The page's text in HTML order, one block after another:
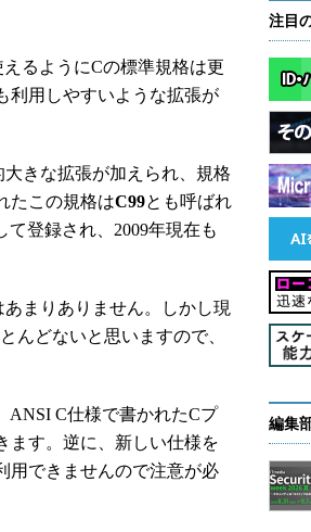
るようにCの標準規格は更
利用しやすいような拡張が
きな拡張が加えられ、規格
たこの規格はC99とも呼ばれ
て登録され、2009年現在も
まりありません。しかし現
んどないと思いますので、
C仕様で書かれたCプ
ます。逆に、新しい仕様を
用できませんので注意が必
注目
編集